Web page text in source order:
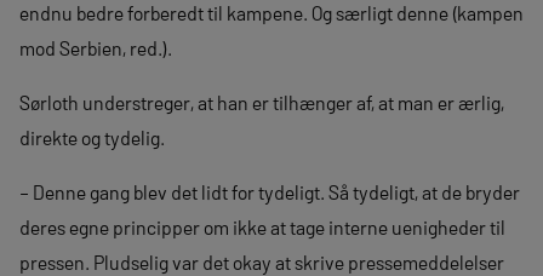
endnu bedre forberedt til kampene. Og særligt denne (kampen
mod Serbien, red.).
Sørloth understreger, at han er tilhænger af, at man er ærlig,
direkte og tydelig.
– Denne gang blev det lidt for tydeligt. Så tydeligt, at de bryder
deres egne principper om ikke at tage interne uenigheder til
pressen. Pludselig var det okay at skrive pressemeddelelser